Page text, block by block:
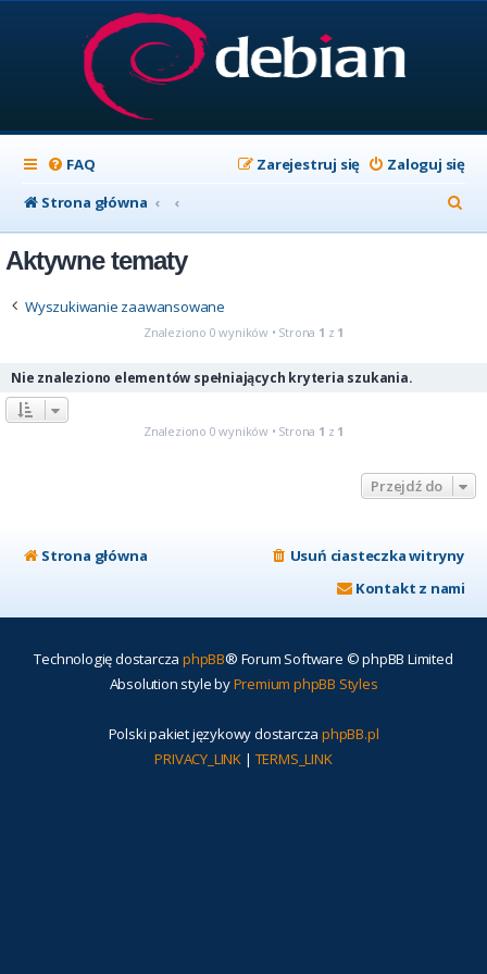
FAQ Zaloguj się
Zarejestruj się
Strona główna
z
Aktywne tematy
Wyszukiwanie zaawansowane
Znaleziono 0 wyników • Strona 1 z 1
Nie znaleziono elementów spełniających kryteria szukania.
Znaleziono 0 wyników • Strona 1 z 1
Przejdź do
Strona główna
Usuń ciasteczka witryny
Kontakt z nami
Technologię dostarcza phpBB® Forum Software © phpBB Limited
Absolution style byPremium phpBB Styles
Polski pakiet językowy dostarcza phpBB.pl
PRIVACY_LINK | TERMS_LINK